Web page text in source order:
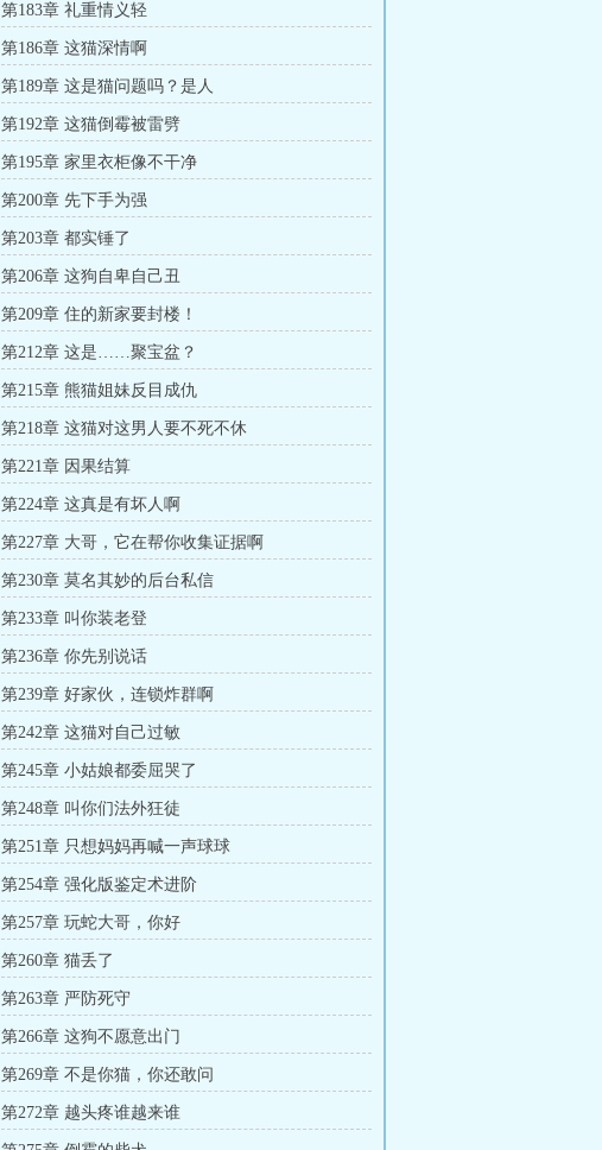
第183章 礼重情义轻
第186章 这猫深情啊
第189章 这是猫问题吗？是人
第192章 这猫倒霉被雷劈
第195章 家里衣柜像不干净
第200章 先下手为强
第203章 都实锤了
第206章 这狗自卑自己丑
第209章 住的新家要封楼！
第212章 这是……聚宝盆？
第215章 熊猫姐妹反目成仇
第218章 这猫对这男人要不死不休
第221章 因果结算
第224章 这真是有坏人啊
第227章 大哥，它在帮你收集证据啊
第230章 莫名其妙的后台私信
第233章 叫你装老登
第236章 你先别说话
第239章 好家伙，连锁炸群啊
第242章 这猫对自己过敏
第245章 小姑娘都委屈哭了
第248章 叫你们法外狂徒
第251章 只想妈妈再喊一声球球
第254章 强化版鉴定术进阶
第257章 玩蛇大哥，你好
第260章 猫丢了
第263章 严防死守
第266章 这狗不愿意出门
第269章 不是你猫，你还敢问
第272章 越头疼谁越来谁